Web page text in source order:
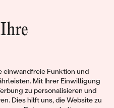
einwandfreie Funktion und
Mit Ihrer Einwilligung
zu personalisieren und
Dies hilft uns, die Website zu
wir
und